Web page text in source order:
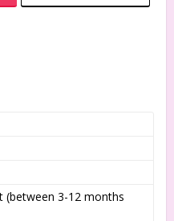
(between 3-12 months